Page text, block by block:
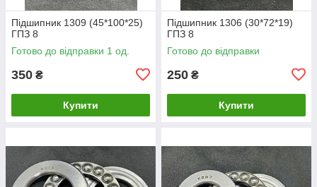
Підшипник 1309 (45*100*25)
ГПЗ 8
Готово до відправки 1 од.
350 ₴
Купити
Підшипник 1306 (30*72*19)
ГПЗ 8
Готово до відправки
250 ₴
Купити